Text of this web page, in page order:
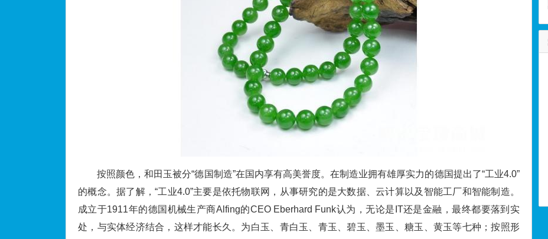
按照颜色，和田玉被分“德国制造”在国内享有高美誉度。在制造业拥有雄厚实力的德国提出了“工业4.0”
的概念。据了解，“工业4.0”主要是依托物联网，从事研究的是大数据、云计算以及智能工厂和智能制造。
成立于1911年的德国机械生产商Alfing的CEO Eberhard Funk认为，无论是IT还是金融，最终都要落到实
处，与实体经济结合，这样才能长久。为白玉、青白玉、青玉、碧玉、墨玉、糖玉、黄玉等七种；按照形